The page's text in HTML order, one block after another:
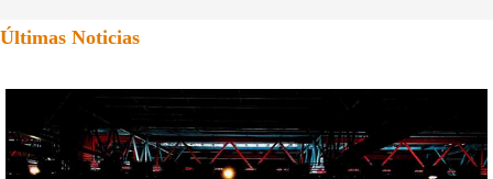
Últimas Noticias